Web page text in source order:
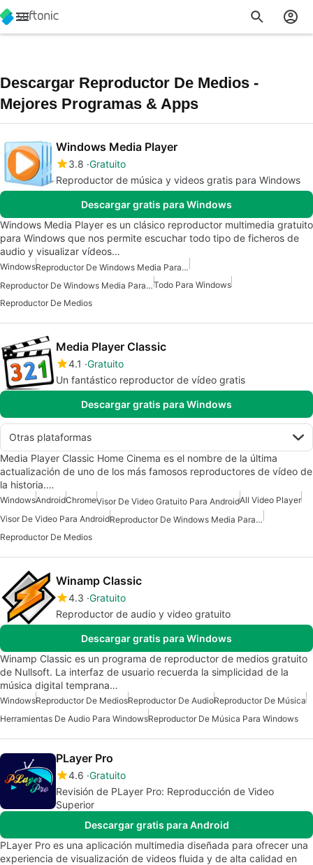
Descargar Reproductor De Medios -
Mejores Programas & Apps
Windows Media Player
3.8 Gratuito
Reproductor de música y videos gratis para Windows
Descargar gratis para Windows
Windows Media Player es un clásico reproductor multimedia gratuito
para Windows que nos permite escuchar todo tipo de ficheros de
audio y visualizar vídeos…
Windows
Reproductor De Windows Media Para Windows 7
Reproductor De Windows Media Para Windows 10Todo Para Windows
Reproductor De Medios
Media Player Classic
4.1 Gratuito
Un fantástico reproductor de vídeo gratis
Descargar gratis para Windows
Otras plataformas
Media Player Classic Home Cinema es el nombre de la última
actualización de uno de los más famosos reproductores de vídeo de
la historia.…
WindowsAndroidChromeVisor De Video Gratuito Para AndroidAll Video Player
Visor De Video Para Android
Reproductor De Windows Media Para Windows 10
Reproductor De Medios
Winamp Classic
4.3 Gratuito
Reproductor de audio y video gratuito
Descargar gratis para Windows
Winamp Classic es un programa de reproductor de medios gratuito
de Nullsoft. La interfaz de usuario recuerda la simplicidad de la
música digital temprana…
WindowsReproductor De MediosReproductor De AudioReproductor De Música
Herramientas De Audio Para WindowsReproductor De Música Para Windows
PLayer Pro
4.6 Gratuito
Revisión de PLayer Pro: Reproducción de Video
Superior
Descargar gratis para Android
PLayer Pro es una aplicación multimedia diseñada para ofrecer una
experiencia de visualización de videos fluida y de alta calidad en